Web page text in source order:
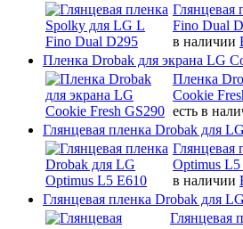
Глянцевая
Fino Dual
в наличии
Пленка Drobak для экрана LG
Пленка
Cookie
есть в
Глянцевая пленка Drobak для
Глянцевая
Optimus L5
в наличии
Глянцевая пленка Drobak для
Глянцевая